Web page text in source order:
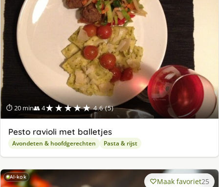
⏱ 20 min👥 4★★★★★ 4.6 (5)
Pesto ravioli met balletjes
Avondeten & hoofdgerechten Pasta & rijst
AI-kok Maak favoriet25